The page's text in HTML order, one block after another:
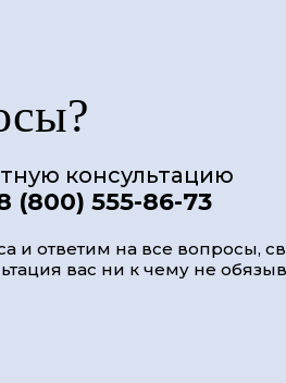
консультацию
(800) 555-86-73
и ответим на все вопросы,
вас ни к чему не